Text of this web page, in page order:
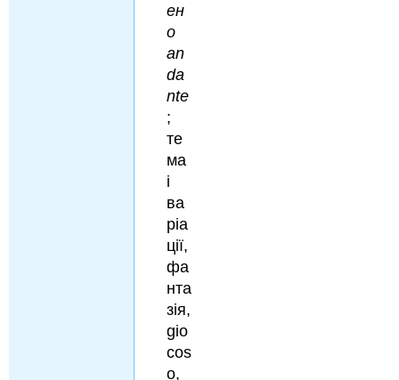
ен
о
an
da
nte
;
те
ма
і
ва
ріа
ції,
фа
нта
зія,
gio
cos
o,